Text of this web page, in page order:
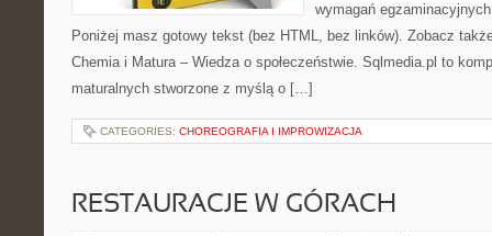
wymagań
Poniżej masz gotowy tekst (bez HTML, bez linków). Zobacz
Chemia i Matura – Wiedza o społeczeństwie. Sqlmedia.pl to
maturalnych stworzone z myślą o […]
CATEGORIES: CHOREOGRAFIA I IMPROWIZACJA
RESTAURACJE W GÓRACH